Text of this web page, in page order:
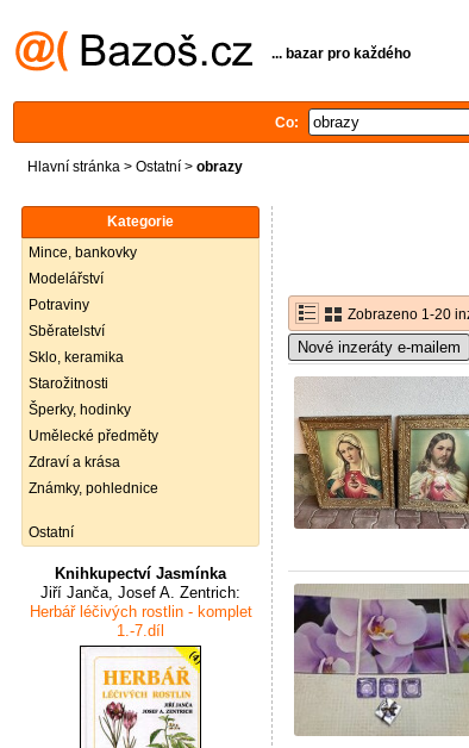
... bazar pro každého
Co:
Hlavní stránka > Ostatní > obrazy
Kategorie
Mince, bankovky
Modelářství
Potraviny
Sběratelství
Sklo, keramika
Starožitnosti
Šperky, hodinky
Umělecké předměty
Zdraví a krása
Známky, pohlednice
Ostatní
Knihkupectví Jasmínka
Jiří Janča, Josef A. Zentrich:
Herbář léčivých rostlin - komplet
1.-7.díl
Zobrazeno 1-20
Nové inzeráty e-mailem